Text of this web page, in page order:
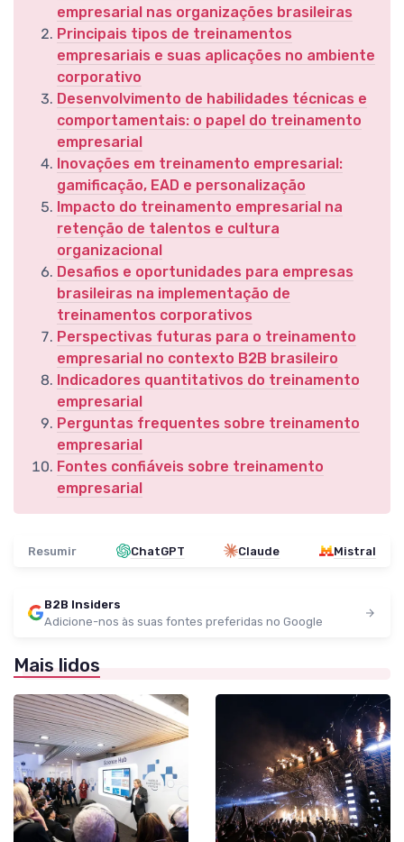
empresarial nas organizações brasileiras
Principais tipos de treinamentos
empresariais e suas aplicações no ambiente
corporativo
Desenvolvimento de habilidades técnicas e
comportamentais: o papel do treinamento
empresarial
Inovações em treinamento empresarial:
gamificação, EAD e personalização
Impacto do treinamento empresarial na
retenção de talentos e cultura
organizacional
Desafios e oportunidades para empresas
brasileiras na implementação de
treinamentos corporativos
Perspectivas futuras para o treinamento
empresarial no contexto B2B brasileiro
Indicadores quantitativos do treinamento
empresarial
Perguntas frequentes sobre treinamento
empresarial
Fontes confiáveis sobre treinamento
empresarial
Resumir ChatGPT Claude Mistral
B2B Insiders
Adicione-nos às suas fontes preferidas no Google
Mais lidos